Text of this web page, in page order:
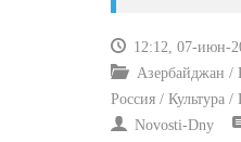
12:12, 07-июн-
Азербайджан /
Россия / Культура
Novosti-Dny